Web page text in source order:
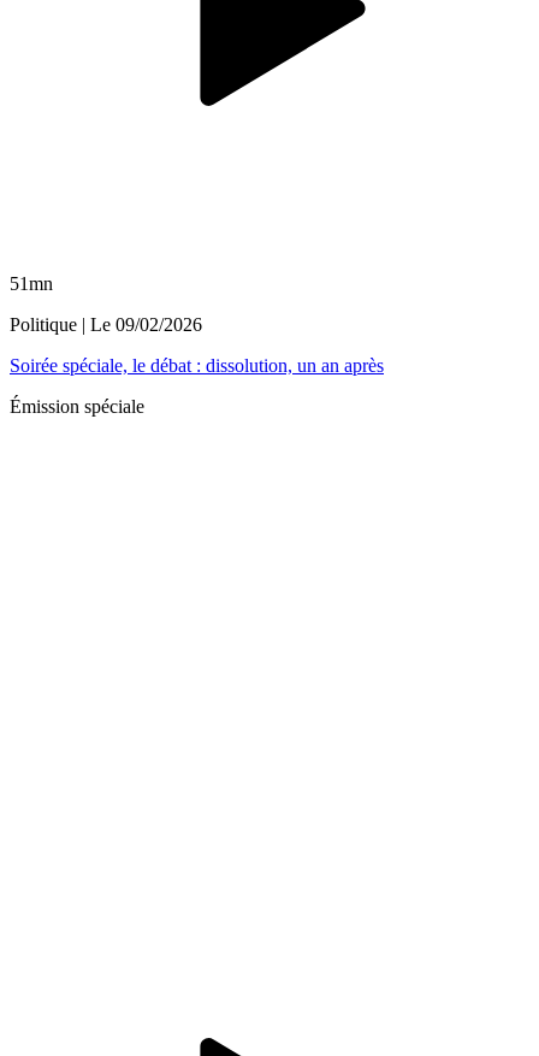
51mn
Politique | Le 09/02/2026
Soirée spéciale, le débat : dissolution, un an après
Émission spéciale